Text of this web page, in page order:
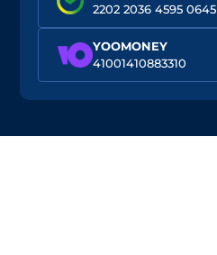
2202 2036 4595 0645
YOOMONEY
41001410883310